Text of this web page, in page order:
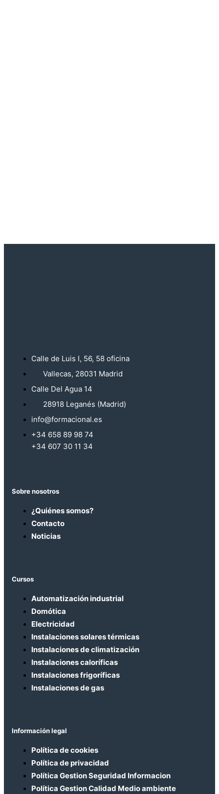
Calle de Luis I, 56, 58 oficina
Vallecas, 28031 Madrid
Calle Del Agua 14
28918 Leganés (Madrid)
info@formacional.es
+34 658 89 98 74
+34 607 30 11 34
Sobre nosotros
¿Quiénes somos?
Contacto
Noticias
Cursos
Automatización industrial
Domótica
Electricidad
Instalaciones solares térmicas
Instalaciones de climatización
Instalaciones caloríficas
Instalaciones frigoríficas
Instalaciones de gas
Información legal
Política de cookies
Política de privacidad
Política Gestion Seguridad Informacion
Política Gestion Calidad Medio ambiente